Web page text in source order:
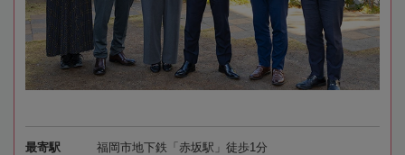
最寄駅 福岡市地下鉄「赤坂駅」徒歩1分